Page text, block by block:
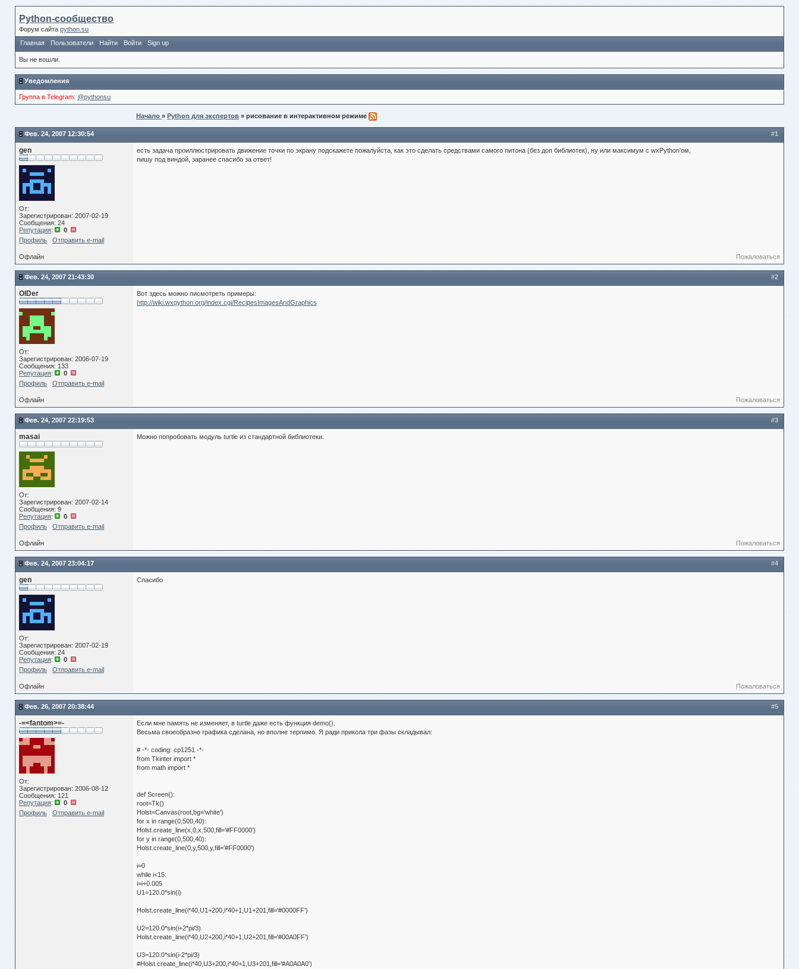
Python-сообщество
Форум сайта python.su
Главная
Пользователи Найти Войти Sign up
Вы не вошли.
Уведомления
Группа в Telegram: @pythonsu
Начало»Python для экспертов » рисование в интерактивном режиме
#1
Фев. 24, 2007 12:30:54
gen
От:
Зарегистрирован: 2007-02-19
Сообщения: 24
Репутация:
0
Профиль
Отправить e-mail
есть задача проиллюстрировать движение точки по экрану подскажете пожалуйста, как это сделать средствами самого питона (без доп библиотек), ну или максимум с wxPython'ом,
пишу под виндой, заранее спасибо за ответ!
Офлайн Пожаловаться
#2
Фев. 24, 2007 21:43:30
OlDer
От:
Зарегистрирован: 2006-07-19
Сообщения: 133
Репутация:
0
Профиль
Отправить e-mail
Вот здесь можно писмотреть примеры:
http://wiki.wxpython.org/index.cgi/RecipesImagesAndGraphics
Офлайн Пожаловаться
#3
Фев. 24, 2007 22:19:53
masai
От:
Зарегистрирован: 2007-02-14
Сообщения: 9
Репутация:
0
Профиль
Отправить e-mail
Можно попробовать модуль turtle из стандартной библиотеки.
Офлайн Пожаловаться
#4
Фев. 24, 2007 23:04:17
gen
От:
Зарегистрирован: 2007-02-19
Сообщения: 24
Репутация:
0
Профиль
Отправить e-mail
Спасибо
Офлайн Пожаловаться
#5
Фев. 26, 2007 20:38:44
-=<fantom>=-
От:
Зарегистрирован: 2006-08-12
Сообщения: 121
Репутация:
0
Профиль
Отправить e-mail
Если мне память не изменяет, в turtle даже есть функция demo().
Весьма своеобразно графика сделана, но вполне терпимо. Я ради прикола три фазы складывал:
# -*- coding: cp1251 -*-
from Tkinter import *
from math import *
def Screen():
root=Tk()
Holst=Canvas(root,bg='white')
for x in range(0,500,40):
Holst.create_line(x,0,x,500,fill='#FF0000')
for y in range(0,500,40):
Holst.create_line(0,y,500,y,fill='#FF0000')
i=0
while i<15:
i=i+0.005
U1=120.0*sin(i)
Holst.create_line(i*40,U1+200,i*40+1,U1+201,fill='#0000FF')
U2=120.0*sin(i+2*pi/3)
Holst.create_line(i*40,U2+200,i*40+1,U2+201,fill='#00A0FF')
U3=120.0*sin(i-2*pi/3)
#Holst.create_line(i*40,U3+200,i*40+1,U3+201,fill='#A0A0A0')